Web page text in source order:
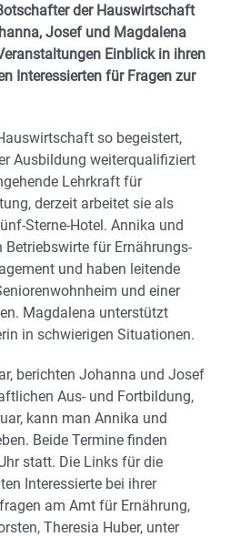
der Hauswirtschaft
Josef und Magdalena
Einblick in ihren
Interessierten für Fragen zur
so begeistert,
Ausbildung weiterqualifiziert
Lehrkraft für
derzeit arbeitet sie als
Sterne-Hotel. Annika und
für Ernährungs-
und haben leitende
und einer
Magdalena unterstützt
in schwierigen Situationen.
berichten Johanna und Josef
Aus- und Fortbildung,
kann man Annika und
Beide Termine finden
statt. Die Links für die
Interessierte bei ihrer
am Amt für Ernährung,
Theresia Huber, unter